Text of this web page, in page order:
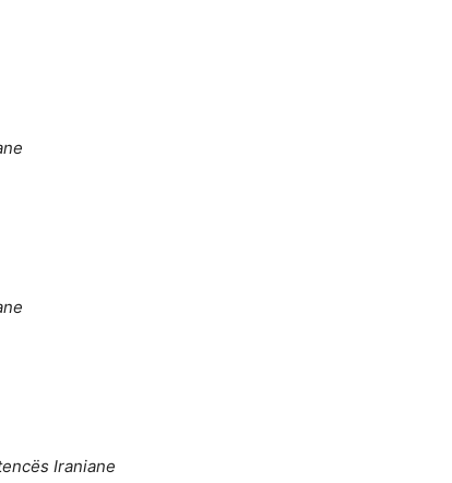
Iraniane